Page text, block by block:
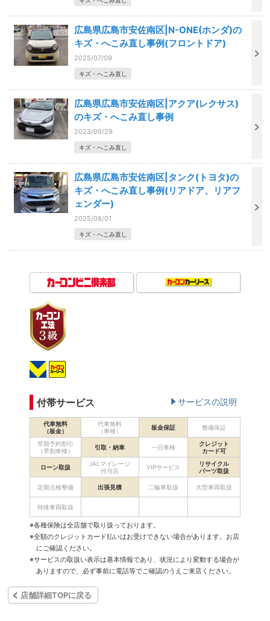
広島県広島市安佐南区|N-ONE(ホンダ)の
キズ・へこみ直し事例(フロントドア)
2025/07/09
キズ・へこみ直し
広島県広島市安佐南区|アクア(レクサス)
のキズ・へこみ直し事例
2023/09/29
キズ・へこみ直し
広島県広島市安佐南区|タンク(トヨタ)の
キズ・へこみ直し事例(リアドア、リアフ
ェンダー)
2025/08/01
キズ・へこみ直し
付帯サービス サービスの説明
代車無料
（板金）
代車無料
（車検）
板金保証 整備保証
早期予約割引
（早割車検）
引取・納車 一日車検
クレジット
カード可
ローン取扱
JALマイレージ
付与店
VIPサービス
リサイクル
パーツ取扱
定期点検整備 出張見積 二輪車取扱 大型車両取扱
特殊車両取扱
※各種保険は全店舗で取り扱っております。
※全額のクレジットカード払いはお受けできない場合があります。お店
にご確認ください。
※サービスの取扱い表示は基本情報であり、状況により変動する場合が
ありますので、必ず事前に電話等でご確認のうえご来店ください。
店舗詳細TOPに戻る